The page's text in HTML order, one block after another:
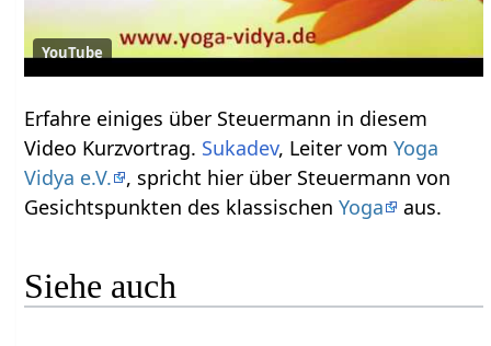
YouTube
Erfahre einiges über Steuermann‏‎ in diesem
Video Kurzvortrag. Sukadev, Leiter vomYoga
Vidya e.V.
, spricht hier über Steuermann‏‎ von
Gesichtspunkten des klassischenYoga aus.
Siehe auch